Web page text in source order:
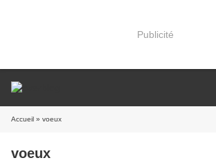
Publicité
Accueil » voeux
voeux